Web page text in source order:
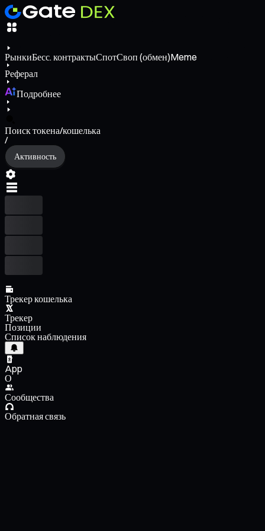
РынкиБесс. контрактыСпотСвоп (обмен)Meme
Реферал
Подробнее
Поиск токена/кошелька
/
Активность
Трекер кошелька
Трекер
Позиции
Список наблюдения
App
О
Сообщества
Обратная связь